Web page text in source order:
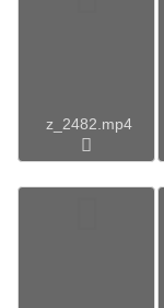
z_2482.mp4